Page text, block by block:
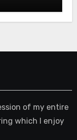
of my entire
which I enjoy